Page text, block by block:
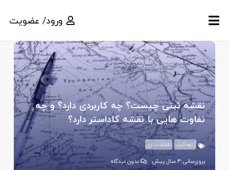
ورود/ عضویت
نقشه ثبتی چیست؟ چه کاربردی دارد؟ و چه
تفاوت هایی با نقشه کاداستر دارد؟
ژئوماتیک نقشه برداری
بروزرسانی:3 سال پیش بدون دیدگاه